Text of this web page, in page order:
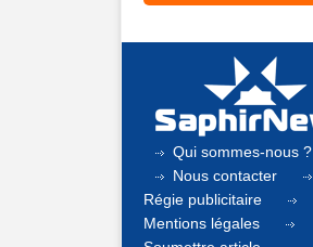
Qui sommes-nous ?
Nous contacter
Régie publicitaire
Mentions légales